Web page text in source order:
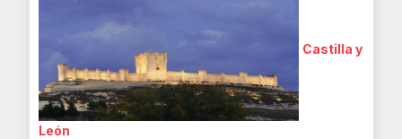
Castilla y
León